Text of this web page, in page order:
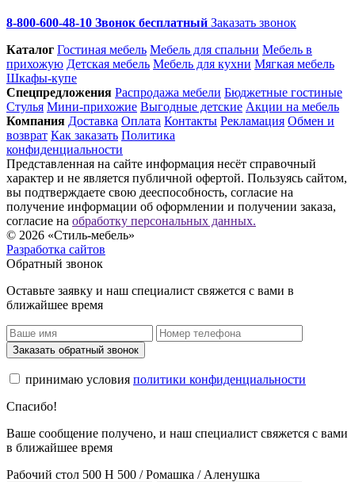
8-800-600-48-10 Звонок бесплатный Заказать звонок
Каталог Гостиная мебель Мебель для спальни Мебель в
прихожую Детская мебель Мебель для кухни Мягкая мебель
Шкафы-купе
Спец­предложения Распродажа мебели Бюджетные гостиные
Стулья Мини-прихожие Выгодные детские Акции на мебель
Компания Доставка Оплата Контакты Рекламация Обмен и
возврат Как заказать Политика
конфиденциальности
Представленная на сайте информация несёт справочный
характер и не является публичной офертой. Пользуясь сайтом,
вы подтверждаете свою дееспособность, согласие на
получение информации об оформлении и получении заказа,
согласие на обработку персональных данных.
© 2026 «Стиль-мебель»
Разработка сайтов
Обратный звонок
Оставьте заявку и наш специалист свяжется с вами в
ближайшее время
Заказать обратный звонок
принимаю условия политики конфиденциальности
Спасибо!
Ваше сообщение получено, и наш специалист свяжется с вами
в ближайшее время
Рабочий стол 500 Н 500 / Ромашка / Аленушка